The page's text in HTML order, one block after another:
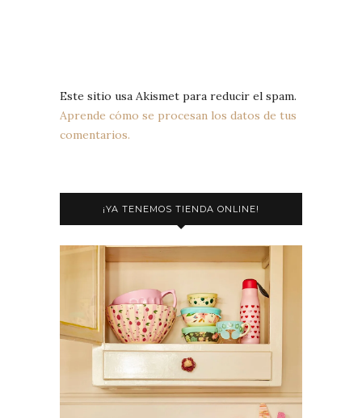
Este sitio usa Akismet para reducir el spam.
Aprende cómo se procesan los datos de tus
comentarios.
¡YA TENEMOS TIENDA ONLINE!